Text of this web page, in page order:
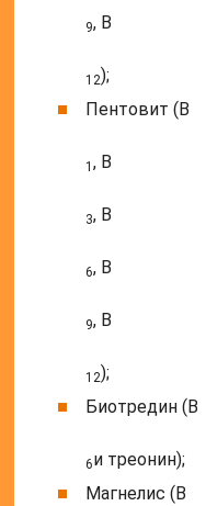
9, B
12);
Пентовит (B
1, B
3, B
6, B
9, B
12);
Биотредин (B
6и треонин);
Магнелис (B